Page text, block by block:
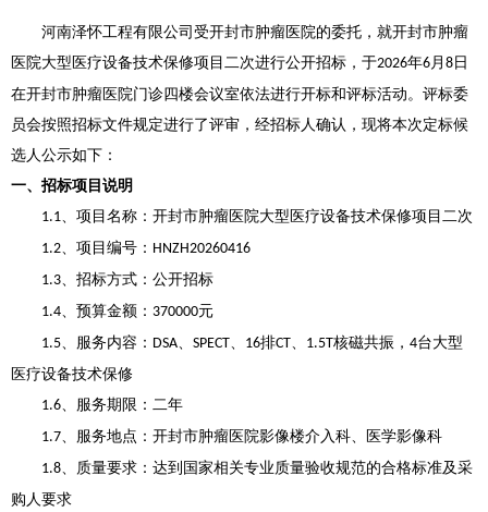
河南泽怀工程有限公司受开封市肿瘤医院的委托，就开封市肿瘤
医院大型医疗设备技术保修项目二次进行公开招标，于2026年6月 8 日
在开封市肿瘤医院门诊四楼会议室依法进行开标和评标活动。评标委
员会按照招标文件规定进行了评审，经招标人确认，现将本次定标候
选人公示如下：
一、招标项目说明
1.1、项目名称：开封市肿瘤医院大型医疗设备技术保修项目二次
1.2、项目编号： HNZH20260416
1.3、招标方式：公开招标
1.4、预算金额： 370000元
1.5、服务内容： DSA、 SPECT、 16排CT、 1.5T核磁共振， 4台大型
医疗设备技术保修
1.6、服务期限：二年
1.7、服务地点：开封市肿瘤医院影像楼介入科、医学影像科
1.8、质量要求：达到国家相关专业质量验收规范的合格标准及采
购人要求